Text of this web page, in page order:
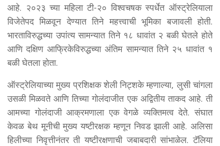
आहे. २०२३ च्या महिला टी-२० विश्वचषक स्पर्धेत ऑस्ट्रेलियाला
विजेतेपद मिळवून देण्यात तिने महत्त्वाची भूमिका बजावली होती.
भारताविरुद्धच्या उपांत्य सामन्यात तिने १८ धावांत २ बळी घेतले होते
आणि दक्षिण आफ्रिकेविरुद्धच्या अंतिम सामन्यात तिने २५ धावांत १
बळी घेतला होता.
ऑस्ट्रेलियाच्या मुख्य प्रशिक्षक शेली निट्शके म्हणाल्या, लुसी चांगला
उसळी मिळवते आणि तिच्या गोलंदाजीत एक अद्वितीय ताकद आहे. ती
आमच्या गोलंदाजी आक्रमणाला एक वेगळे व्यक्तिमत्व देते. संघात
केवळ बेथ मूनीची मुख्य यष्टीरक्षक म्हणून निवड झाली आहे. अलिसा
हिलीच्या निवृत्तीनंतर ती यष्टीरक्षणाची जबाबदारी सांभाळेल. टॅलिया